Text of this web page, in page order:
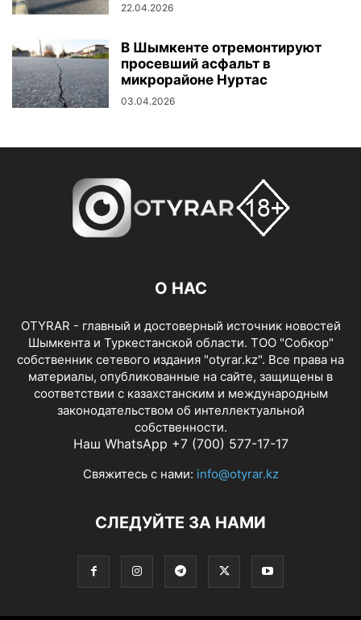
22.04.2026
В Шымкенте отремонтируют
просевший асфальт в
микрорайоне Нуртас
03.04.2026
О НАС
OTYRAR - главный и достоверный источник новостей
Шымкента и Туркестанской области. ТОО "Собкор"
собственник сетевого издания "otyrar.kz". Все права на
материалы, опубликованные на сайте, защищены в
соответствии с казахстанским и международным
законодательством об интеллектуальной
собственности.
Наш WhatsApp +7 (700) 577-17-17
Свяжитесь с нами: info@otyrar.kz
СЛЕДУЙТЕ ЗА НАМИ